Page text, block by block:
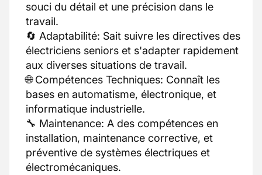
souci du détail et une précision dans le
travail.
🔄 Adaptabilité: Sait suivre les directives des
électriciens seniors et s'adapter rapidement
aux diverses situations de travail.
🌐 Compétences Techniques: Connaît les
bases en automatisme, électronique, et
informatique industrielle.
🔧 Maintenance: A des compétences en
installation, maintenance corrective, et
préventive de systèmes électriques et
électromécaniques.